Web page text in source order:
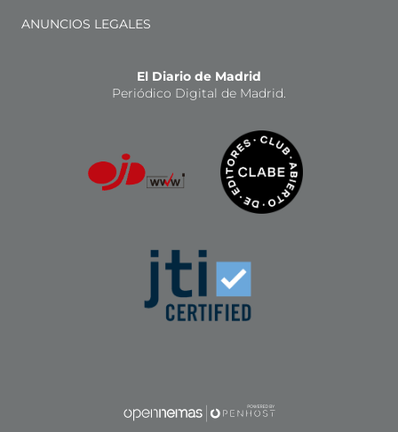
ANUNCIOS LEGALES
El Diario de Madrid
Periódico Digital de Madrid.